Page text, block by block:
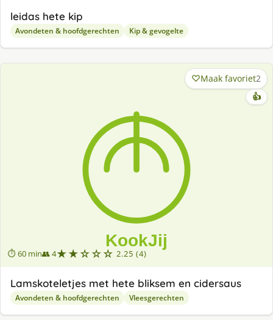
leidas hete kip
Avondeten & hoofdgerechten Kip & gevogelte
⏱ 60 min👥 4★★☆☆☆ 2.25 (4)
Maak favoriet2
👍
Lamskoteletjes met hete bliksem en cidersaus
Avondeten & hoofdgerechten Vleesgerechten